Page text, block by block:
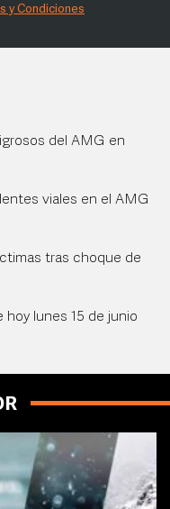
y Condiciones
del AMG en
viales en el AMG
tras choque de
hoy lunes 15 de junio